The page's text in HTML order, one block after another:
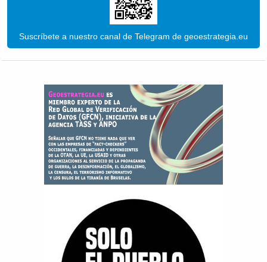
Suscríbete a nuestro canal de Telegram de geoestrategia.eu